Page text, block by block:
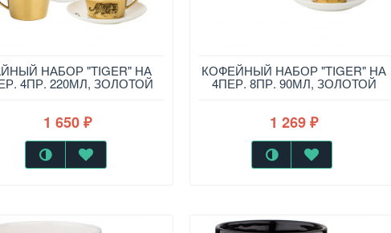
НАБОР "TIGER" НА
4ПР. 220МЛ, ЗОЛОТОЙ
1 650₽
КОФЕЙНЫЙ НАБОР "TIGER" НА
4ПЕР. 8ПР. 90МЛ, ЗОЛОТОЙ
1 269 ₽